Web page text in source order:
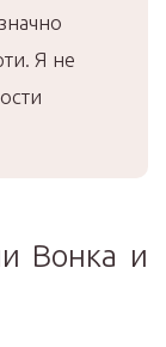
Я не
Вонка и